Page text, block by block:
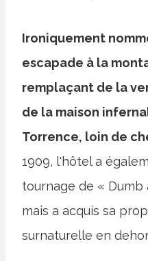
Ironiquement
escapade à la
remplaçant de la
de la maison
Torrence, loin de
1909, l'hôtel a
tournage de « Dumb
mais a acquis sa
surnaturelle en